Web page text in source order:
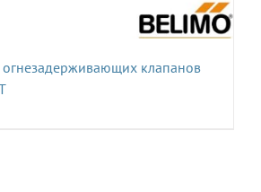
клапанов